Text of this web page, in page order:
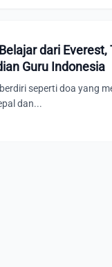
dari Everest,
Guru Indonesia
seperti doa yang
dan...